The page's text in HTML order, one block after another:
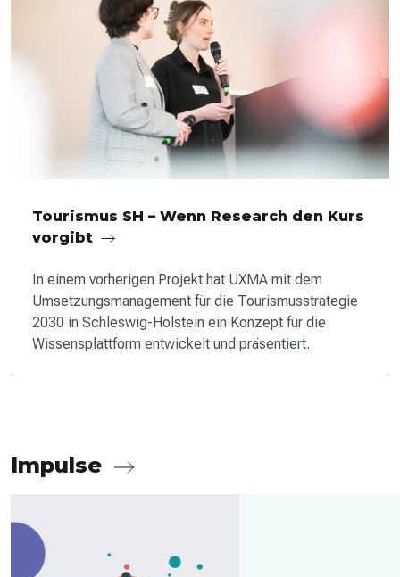
Tourismus SH – Wenn Research den Kurs
vorgibt
In einem vorherigen Projekt hat UXMA mit dem
Umsetzungsmanagement für die Tourismusstrategie
2030 in Schleswig-Holstein ein Konzept für die
Wissensplattform entwickelt und präsentiert.
Impulse